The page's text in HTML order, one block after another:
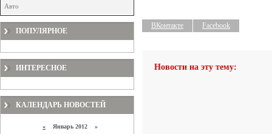
Авто
ПОПУЛЯРНОЕ
ИНТЕРЕСНОЕ
КАЛЕНДАРЬ НОВОСТЕЙ
« Январь 2012 »
ВКонтакте Facebook
Новости на эту тему: